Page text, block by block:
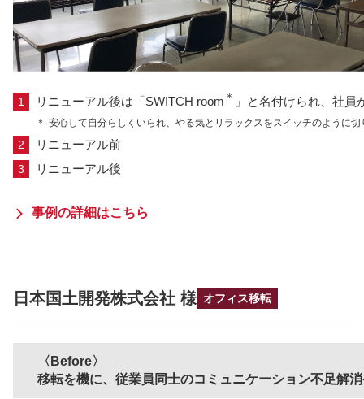
リニューアル後は「SWITCH room ＊ 」と名付けられ、社
＊ 安心して自分らしくいられ、やる気とリラックスをスイッチのように
リニューアル前
リニューアル後
事例の詳細はこちら
日本国土開発株式会社 様 オフィス移転
Before
移転を機に、従業員同士のコミュニケーション不足解